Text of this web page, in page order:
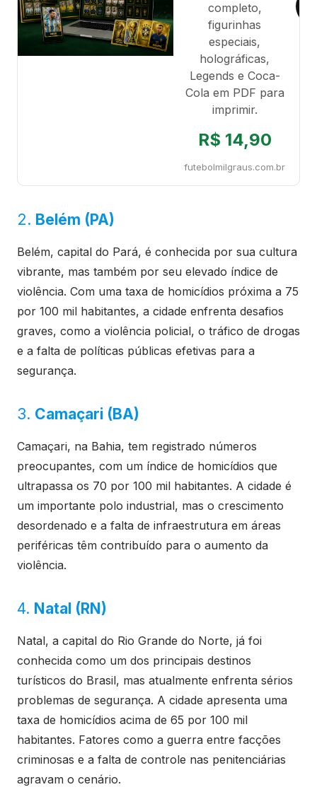
completo,
figurinhas
especiais,
holográficas,
Legends e Coca-
Cola em PDF para
imprimir.
R$ 14,90
futebolmilgraus.com.br
2. Belém (PA)
Belém, capital do Pará, é conhecida por sua cultura
vibrante, mas também por seu elevado índice de
violência. Com uma taxa de homicídios próxima a 75
por 100 mil habitantes, a cidade enfrenta desafios
graves, como a violência policial, o tráfico de drogas
e a falta de políticas públicas efetivas para a
segurança.
3. Camaçari (BA)
Camaçari, na Bahia, tem registrado números
preocupantes, com um índice de homicídios que
ultrapassa os 70 por 100 mil habitantes. A cidade é
um importante polo industrial, mas o crescimento
desordenado e a falta de infraestrutura em áreas
periféricas têm contribuído para o aumento da
violência.
4. Natal (RN)
Natal, a capital do Rio Grande do Norte, já foi
conhecida como um dos principais destinos
turísticos do Brasil, mas atualmente enfrenta sérios
problemas de segurança. A cidade apresenta uma
taxa de homicídios acima de 65 por 100 mil
habitantes. Fatores como a guerra entre facções
criminosas e a falta de controle nas penitenciárias
agravam o cenário.